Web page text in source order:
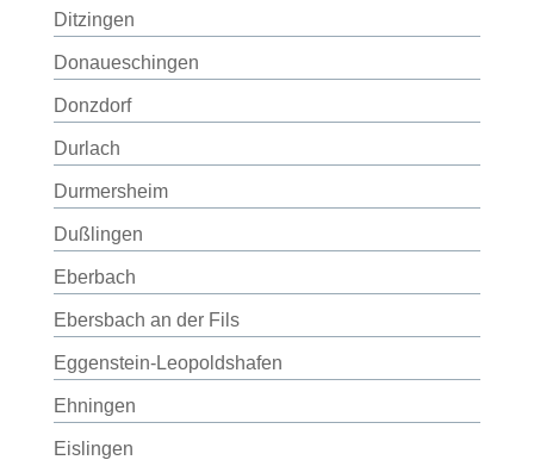
Ditzingen
Donaueschingen
Donzdorf
Durlach
Durmersheim
Dußlingen
Eberbach
Ebersbach an der Fils
Eggenstein-Leopoldshafen
Ehningen
Eislingen